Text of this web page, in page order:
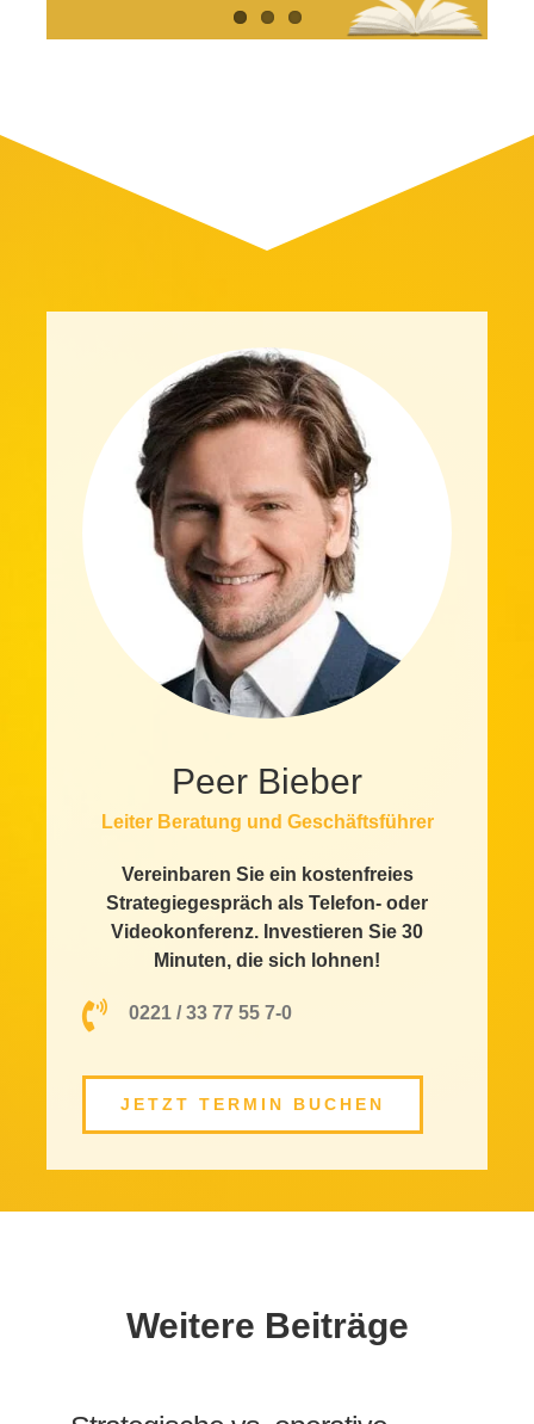
Peer Bieber
Leiter Beratung und Geschäftsführer
Vereinbaren Sie ein kostenfreies
Strategiegespräch als Telefon- oder
Videokonferenz. Investieren Sie 30
Minuten, die sich lohnen!
0221 / 33 77 55 7-0
JETZT TERMIN BUCHEN
Weitere Beiträge